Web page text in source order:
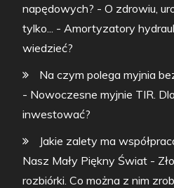
napędowych? - O zdrowiu,
tylko...
- Amortyzatory
wiedzieć?
Na czym polega myjnia
- Nowoczesne myjnie TIR.
inwestować?
Jakie zalety ma
Nasz Mały Piękny Świat -
rozbiórki. Co można z nim